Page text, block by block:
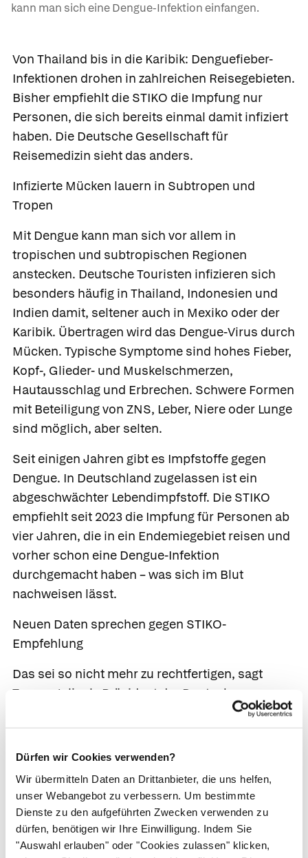
Dürfen wir Cookies verwenden?
Wir übermitteln Daten an Drittanbieter, die uns helfen,
unser Webangebot zu verbessern. Um bestimmte
Dienste zu den aufgeführten Zwecken verwenden zu
dürfen, benötigen wir Ihre Einwilligung. Indem Sie
"Auswahl erlauben" oder "Cookies zulassen" klicken,
kann man sich eine Dengue-Infektion einfangen.
Von Thailand bis in die Karibik: Denguefieber-
Infektionen drohen in zahlreichen Reisegebieten.
Bisher empfiehlt die STIKO die Impfung nur
Personen, die sich bereits einmal damit infiziert
haben. Die Deutsche Gesellschaft für
Reisemedizin sieht das anders.
Infizierte Mücken lauern in Subtropen und
Tropen
Mit Dengue kann man sich vor allem in
tropischen und subtropischen Regionen
anstecken. Deutsche Touristen infizieren sich
besonders häufig in Thailand, Indonesien und
Indien damit, seltener auch in Mexiko oder der
Karibik. Übertragen wird das Dengue-Virus durch
Mücken. Typische Symptome sind hohes Fieber,
Kopf-, Glieder- und Muskelschmerzen,
Hautausschlag und Erbrechen. Schwere Formen
mit Beteiligung von ZNS, Leber, Niere oder Lunge
sind möglich, aber selten.
Seit einigen Jahren gibt es Impfstoffe gegen
Dengue. In Deutschland zugelassen ist ein
abgeschwächter Lebendimpfstoff. Die STIKO
empfiehlt seit 2023 die Impfung für Personen ab
vier Jahren, die in ein Endemiegebiet reisen und
vorher schon eine Dengue-Infektion
durchgemacht haben – was sich im Blut
nachweisen lässt.
Neuen Daten sprechen gegen STIKO-
Empfehlung
Das sei so nicht mehr zu rechtfertigen, sagt
Tomas Jelinek, Präsident der Deutschen
Fachgesellschaft für Reisemedizin (DFR). Grund
für die damalige Einschränkung war die
Annahme, dass Nicht-Infizierte durch die
Verläufe bei einer späteren Dengue-Infektion
haben könnten.
Neue Daten zeigen jedoch, dass das nicht der